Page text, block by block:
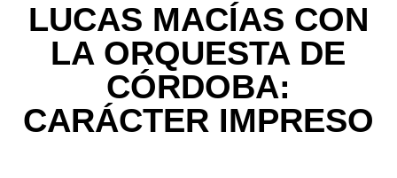
LUCAS MACÍAS CON
LA ORQUESTA DE
CÓRDOBA:
CARÁCTER IMPRESO